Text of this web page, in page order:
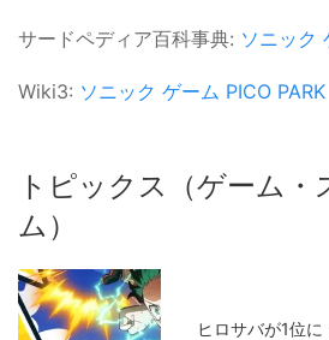
サードペディア百科事典: ソニック
Wiki3: ソニック ゲーム PICO PARK
トピックス（ゲーム・
ム）
ヒロサバが1位に